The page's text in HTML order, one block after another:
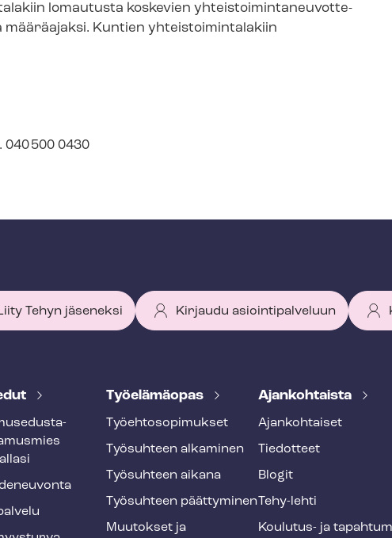
lomautusta koskevien yh­teis­toi­min­ta­neu­vot­te­
määräajaksi. Kuntien yh­teis­toi­min­ta­la­kiin
500 0430
Tehyn jäseneksi Kirjaudu asiointipalveluun
Työelämäopas
Työ­eh­to­so­pi­muk­set
Työsuhteen alkaminen
Työsuhteen aikana
Työsuhteen päättyminen
Muutokset ja
Ajankohtaista
Ajankohtaiset
Tiedotteet
Blogit
Tehy-lehti
Koulutus- ja